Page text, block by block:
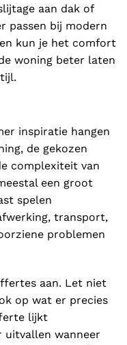
aan dak of
passen bij modern
kun je het comfort
woning beter laten
inspiratie hangen
de gekozen
complexiteit van
een groot
spelen
transport,
problemen
aan. Let niet
op wat er precies
lijkt
uitvallen wanneer